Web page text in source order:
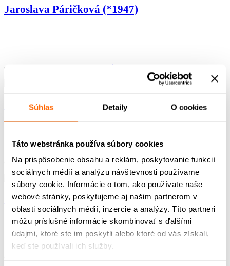
Súhlas Detaily O cookies
Táto webstránka používa súbory cookies
Na prispôsobenie obsahu a reklám, poskytovanie funkcií
sociálnych médií a analýzu návštevnosti používame
súbory cookie. Informácie o tom, ako používate naše
webové stránky, poskytujeme aj našim partnerom v
oblasti sociálnych médií, inzercie a analýzy. Títo partneri
môžu príslušné informácie skombinovať s ďalšími
údajmi, ktoré ste im poskytli alebo ktoré od vás získali,
keď ste používali ich služby.
Jaroslava Páričková (*1947)
od
Jaroslava Páričková (*1947)
odklaudia|dec 18, 2025|10. Žiak SŠ - metodiky
Jaroslava Páričková (*1947)